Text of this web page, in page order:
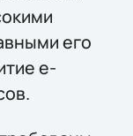
его
e-